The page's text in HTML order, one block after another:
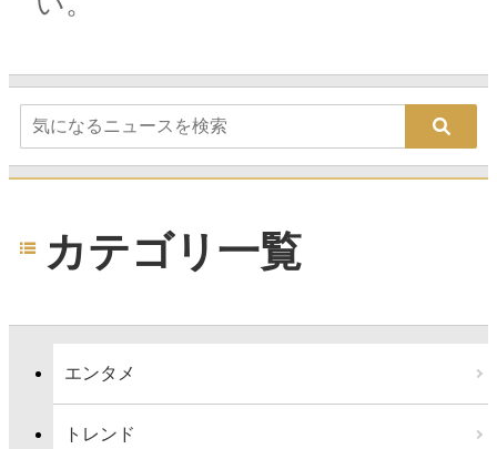
カテゴリ一覧
エンタメ
トレンド